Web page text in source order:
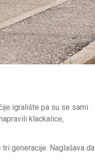
igralište pa su se sami
klackalice,
generacije. Naglašava da